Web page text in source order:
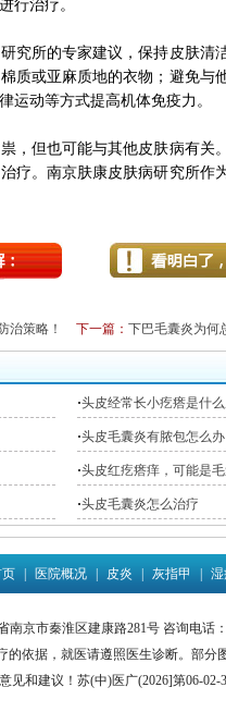
行治疗。
所的专家建议，保持皮肤清
质或亚麻质地的衣物；避免与
运动等方式提高机体免疫力。
但也可能与其他皮肤病有关
疗。南京肤康皮肤病研究所作
治策略！ 下一篇： 下巴毛囊炎为何
·头皮经常长小疙瘩是什么
·头皮毛囊炎有脓包怎么办
·头皮红疙瘩痒，可能是
·头皮毛囊炎怎么治疗
页 医院概况 皮炎 灰指甲
南京市秦淮区建康路281号 咨询电话
依据，就医请遵照医生诊断。部
见和建议！苏(中)医广(2026]第06-02-